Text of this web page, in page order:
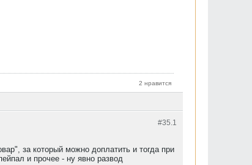
2 нравится
#35.1
за который можно доплатить и тогда при
и прочее - ну явно развод